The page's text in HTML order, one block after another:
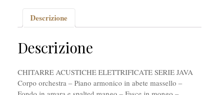
Descrizione
Descrizione
CHITARRE ACUSTICHE ELETTRIFICATE SERIE JAVA
Corpo orchestra – Piano armonico in abete massello –